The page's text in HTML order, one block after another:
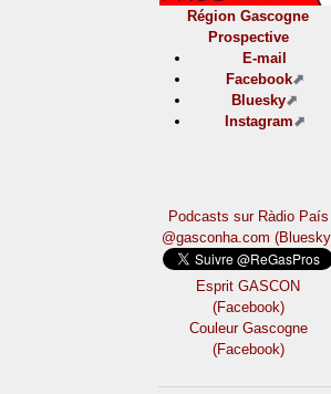
Région Gascogne
Prospective
E-mail
Facebook
Bluesky
Instagram
Podcasts sur Ràdio País
@gasconha.com
Esprit GASCON
(Facebook)
Couleur Gascogne
(Facebook)